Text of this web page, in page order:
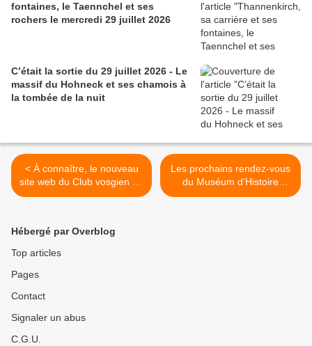
fontaines, le Taennchel et ses
rochers le mercredi 29 juillet 2026
C’était la sortie du 29 juillet 2026 - Le
massif du Hohneck et ses chamois à
la tombée de la nuit
< À connaître, le nouveau
site web du Club vosgien de
la Vallée de Munster
Les prochains rendez-vous
du Muséum d'Histoire
naturelle de Colmar >
Hébergé par Overblog
Top articles
Pages
Contact
Signaler un abus
C.G.U.